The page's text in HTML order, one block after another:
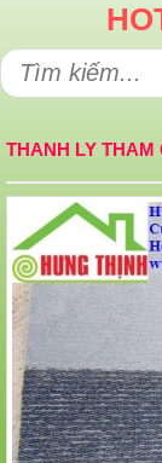
THANH LY THAM